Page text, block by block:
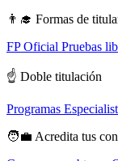
👨‍🎓 Formas de
FP Oficial Pruebas
☝️ Doble titulación
Programas
🧑‍💼 Acredita tus